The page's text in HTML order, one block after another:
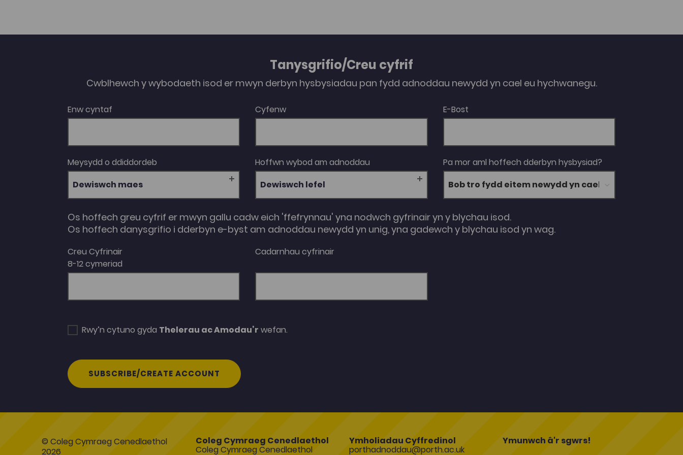
Tanysgrifio/Creu cyfrif
Cwblhewch y wybodaeth isod er mwyn derbyn hysbysiadau pan fydd adnoddau newydd yn cael eu hychwanegu.
Enw cyntaf Cyfenw E-Bost
Meysydd o ddiddordeb
Dewiswch maes
Hoffwn wybod am adnoddau
Dewiswch lefel
Pa mor aml hoffech dderbyn hysbysiad?
Os hoffech greu cyfrif er mwyn gallu cadw eich 'ffefrynnau' yna nodwch gyfrinair yn y blychau isod.
Os hoffech danysgrifio i dderbyn e-byst am adnoddau newydd yn unig, yna gadewch y blychau isod yn wag.
Creu Cyfrinair
8-12 cymeriad
Cadarnhau cyfrinair
Rwy’n cytuno gyda Thelerau ac Amodau’r wefan.
SUBSCRIBE/CREATE ACCOUNT
© Coleg Cymraeg Cenedlaethol
2026
Coleg Cymraeg Cenedlaethol
Coleg Cymraeg Cenedlaethol
Ymholiadau Cyffredinol
porthadnoddau@porth.ac.uk
Ymunwch â'r sgwrs!